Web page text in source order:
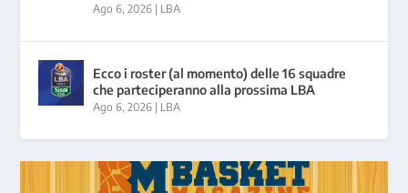
Ago 6, 2026 | LBA
Ecco i roster (al momento) delle 16 squadre
che parteciperanno alla prossima LBA
Ago 6, 2026 | LBA